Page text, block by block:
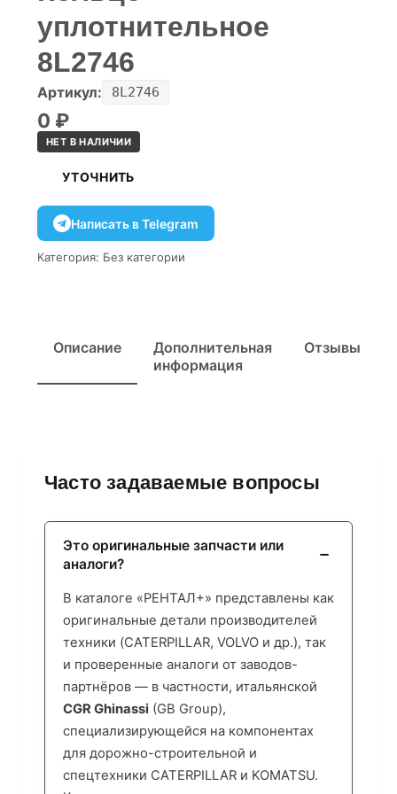
уплотнительное
8L2746
Артикул: 8L2746
0 ₽
НЕТ В НАЛИЧИИ
УТОЧНИТЬ
Написать в Telegram
Категория: Без категории
Описание
Дополнительная
информация
Отзывы
Часто задаваемые вопросы
Это оригинальные запчасти или
аналоги?
В каталоге «РЕНТАЛ+» представлены как
оригинальные детали производителей
техники (CATERPILLAR, VOLVO и др.), так
и проверенные аналоги от заводов-
партнёров — в частности, итальянской
CGR Ghinassi (GB Group),
специализирующейся на компонентах
для дорожно-строительной и
спецтехники CATERPILLAR и KOMATSU.